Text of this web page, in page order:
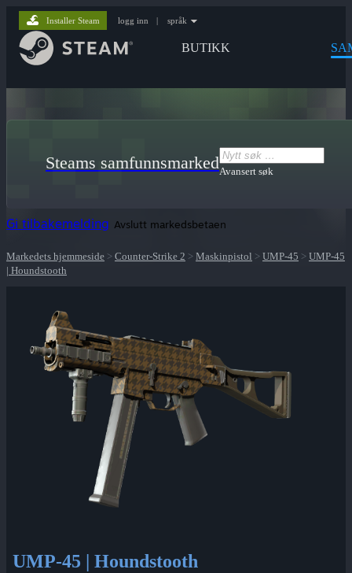
BUTIKK
Installer Steam logg inn | språk
Steams samfunnsmarkedAvansert søk
Gi tilbakemelding Avslutt markedsbetaen
Markedets hjemmeside > Counter-Strike 2 > Maskinpistol > UMP-45 > UMP-45
| Houndstooth
UMP-45 | Houndstooth